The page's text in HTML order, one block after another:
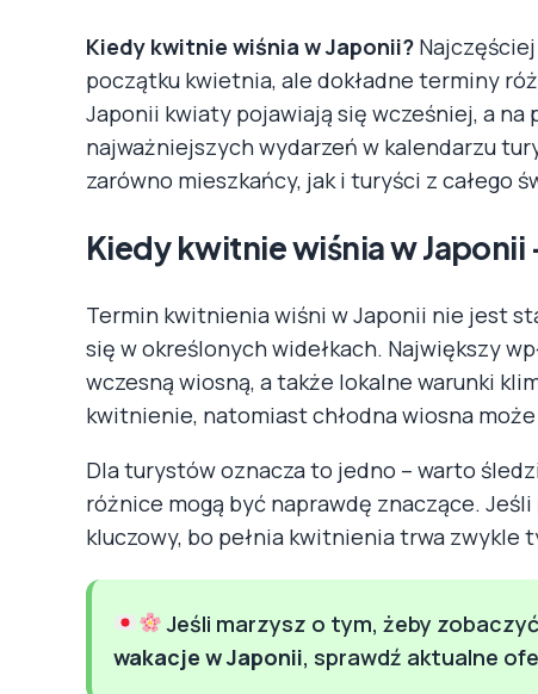
Kiedy kwitnie wiśnia w Japonii?
początku kwietnia, ale dokładne terminy
Japonii kwiaty pojawiają się wcześniej, a
najważniejszych wydarzeń w kalendarzu
zarówno mieszkańcy, jak i turyści z całego
Kiedy kwitnie wiśnia w
Termin kwitnienia wiśni w Japonii nie jest
się w określonych widełkach. Największy
wczesną wiosną, a także lokalne warunki
kwitnienie, natomiast chłodna wiosna
Dla turystów oznacza to jedno – warto
różnice mogą być naprawdę znaczące.
kluczowy, bo pełnia kwitnienia trwa zwykle
Jeśli marzysz o tym, żeby
wakacje w Japonii, sprawdź aktualne